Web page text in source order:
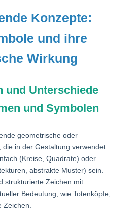
Konzepte:
und ihre
Wirkung
und Unterschiede
und Symbolen
geometrische oder
die in der Gestaltung verwendet
(Kreise, Quadrate) oder
abstrakte Muster) sein.
strukturierte Zeichen mit
Bedeutung, wie Totenköpfe,
Zeichen.